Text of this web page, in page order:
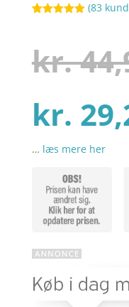
baseret på
kundebedøm
melser
(83
kr.
kr.
… læs mere her